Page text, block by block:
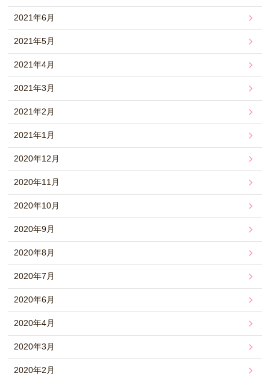
2021年6月
2021年5月
2021年4月
2021年3月
2021年2月
2021年1月
2020年12月
2020年11月
2020年10月
2020年9月
2020年8月
2020年7月
2020年6月
2020年4月
2020年3月
2020年2月